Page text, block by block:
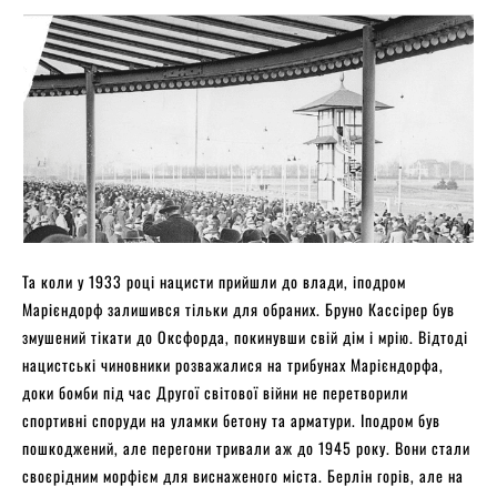
Та коли у 1933 році нацисти прийшли до влади, іподром
Марієндорф залишився тільки для обраних. Бруно Кассірер був
змушений тікати до Оксфорда, покинувши свій дім і мрію. Відтоді
нацистські чиновники розважалися на трибунах Марієндорфа,
доки бомби під час Другої світової війни не перетворили
спортивні споруди на уламки бетону та арматури. Іподром був
пошкоджений, але перегони тривали аж до 1945 року. Вони стали
своєрідним морфієм для виснаженого міста. Берлін горів, але на